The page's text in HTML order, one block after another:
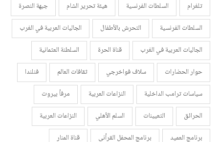
تلغرام
السلطات الفرنسية هيئة تحرير الشام
جبهة النصرة
السلطات الفرنسية
التحرش بالأطفال
الجاليات العربية في الغرب
الجاليات العربية في الغرب
قناة الحرة
السلطنة العثمانية
حوار الحضارات
سلاف فواخرجي ثقافات العالم
فنلندا
سياسات ترامب الداخلية
النزاعات العربية
مرفأ بيروت
الحرائق
التعيينات السلم الأهلي
النزاعات العربية
برنامج العميد
برنامج المحفل القرأني قناة المنار